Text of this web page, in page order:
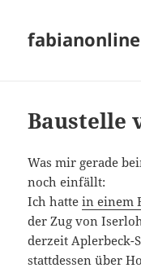
Baustelle
Was mir gerade
noch einfällt:
Ich hattein einem
der Zug von
derzeit Aplerbeck-
stattdessen über